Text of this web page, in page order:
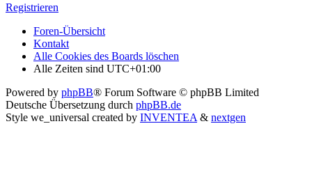
Registrieren
Foren-Übersicht
Kontakt
Alle Cookies des Boards löschen
Alle Zeiten sind UTC+01:00
Powered by phpBB® Forum Software © phpBB Limited
Deutsche Übersetzung durch phpBB.de
Style we_universal created by INVENTEA & nextgen